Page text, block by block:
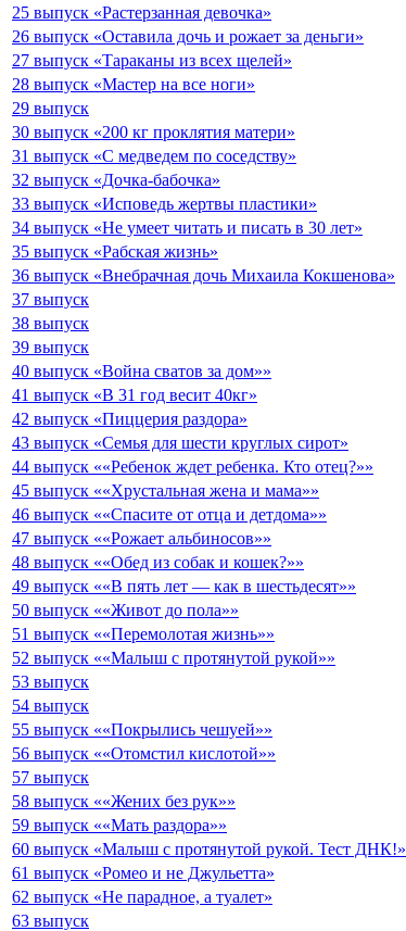
25 выпуск «Растерзанная девочка»
26 выпуск «Оставила дочь и рожает за деньги»
27 выпуск «Тараканы из всех щелей»
28 выпуск «Мастер на все ноги»
29 выпуск
30 выпуск «200 кг проклятия матери»
31 выпуск «С медведем по соседству»
32 выпуск «Дочка-бабочка»
33 выпуск «Исповедь жертвы пластики»
34 выпуск «Не умеет читать и писать в 30 лет»
35 выпуск «Рабская жизнь»
36 выпуск «Внебрачная дочь Михаила Кокшенова»
37 выпуск
38 выпуск
39 выпуск
40 выпуск «Война сватов за дом»»
41 выпуск «В 31 год весит 40кг»
42 выпуск «Пиццерия раздора»
43 выпуск «Семья для шести круглых сирот»
44 выпуск ««Ребенок ждет ребенка. Кто отец?»»
45 выпуск ««Хрустальная жена и мама»»
46 выпуск ««Спасите от отца и детдома»»
47 выпуск ««Рожает альбиносов»»
48 выпуск ««Обед из собак и кошек?»»
49 выпуск ««В пять лет — как в шестьдесят»»
50 выпуск ««Живот до пола»»
51 выпуск ««Перемолотая жизнь»»
52 выпуск ««Малыш с протянутой рукой»»
53 выпуск
54 выпуск
55 выпуск ««Покрылись чешуей»»
56 выпуск ««Отомстил кислотой»»
57 выпуск
58 выпуск ««Жених без рук»»
59 выпуск ««Мать раздора»»
60 выпуск «Малыш с протянутой рукой. Тест ДНК!»
61 выпуск «Ромео и не Джульетта»
62 выпуск «Не парадное, а туалет»
63 выпуск